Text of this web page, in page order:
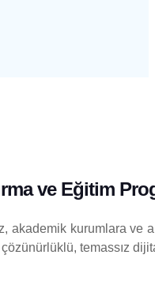
ve Eğitim
akademik kurumlara ve
temassız